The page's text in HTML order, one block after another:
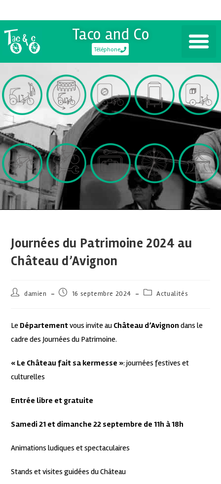
Taco and Co
Téléphone
Journées du Patrimoine 2024 au
Château d’Avignon
damien 16 septembre 2024 Actualités
Le Départementvous invite au Château d’Avignon dans le
cadre des Journées du Patrimoine.
« Le Château fait sa kermesse »: journées festives et
culturelles
Entrée libre et gratuite
Samedi 21 et dimanche 22 septembre de 11h à 18h
Animations ludiques et spectaculaires
Stands et visites guidées du Château